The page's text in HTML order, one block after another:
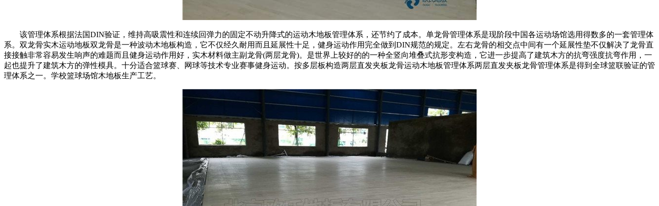
该管理体系根据法国DIN验证，维持高吸震性和连续回弹力的固定不动升降式的运动木地板管理体系，还节约了成本。单龙骨管理体系是现阶段中国各运动场馆选用得数多的一套管理体
系。双龙骨实木运动地板双龙骨是一种波动木地板构造，它不仅经久耐用而且延展性十足，健身运动作用完全做到DIN规范的规定。左右龙骨的相交点中间有一个延展性垫不仅解决了龙骨直
接接触非常容易发生响声的难题而且健身运动作用好，实木材料做主副龙骨(两层龙骨)。是世界上较好的的一种全竖向堆叠式抗形变构造，它进一步提高了建筑木方的抗弯强度抗弯作用，一
起也提升了建筑木方的弹性模具。十分适合篮球赛、网球等技术专业赛事健身运动。按多层板构造两层直发夹板龙骨运动木地板管理体系两层直发夹板龙骨管理体系是得到全球篮联验证的管
理体系之一。学校篮球场馆木地板生产工艺。